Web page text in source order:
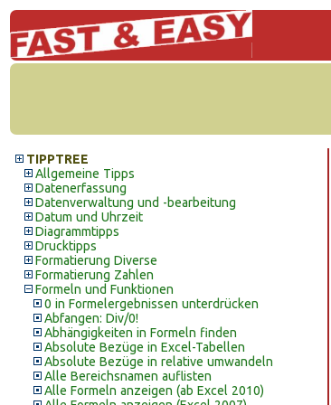
TIPPTREE
Allgemeine Tipps
Datenerfassung
Datenverwaltung und -bearbeitung
Datum und Uhrzeit
Diagrammtipps
Drucktipps
Formatierung Diverse
Formatierung Zahlen
Formeln und Funktionen
0 in Formelergebnissen unterdrücken
Abfangen: Div/0!
Abhängigkeiten in Formeln finden
Absolute Bezüge in Excel-Tabellen
Absolute Bezüge in relative umwandeln
Alle Bereichsnamen auflisten
Alle Formeln anzeigen (ab Excel 2010)